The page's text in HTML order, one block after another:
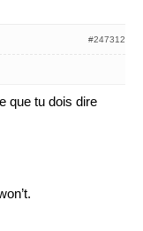
#247312
que tu dois dire